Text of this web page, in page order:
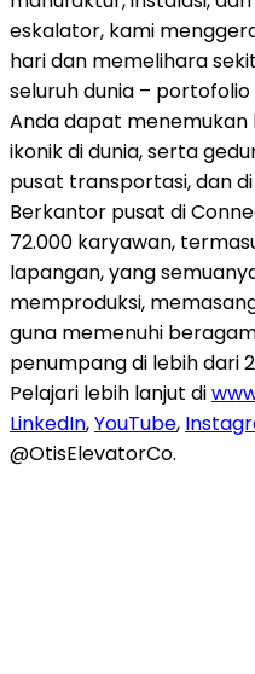
eskalator, kami
hari dan memelihara
seluruh dunia –
Anda dapat menemukan
ikonik di dunia, serta
pusat transportasi, dan
Berkantor pusat di
72.000 karyawan,
lapangan, yang
memproduksi,
guna memenuhi
penumpang di lebih dari
Pelajari lebih lanjut di
LinkedIn,YouTube,
@OtisElevatorCo.